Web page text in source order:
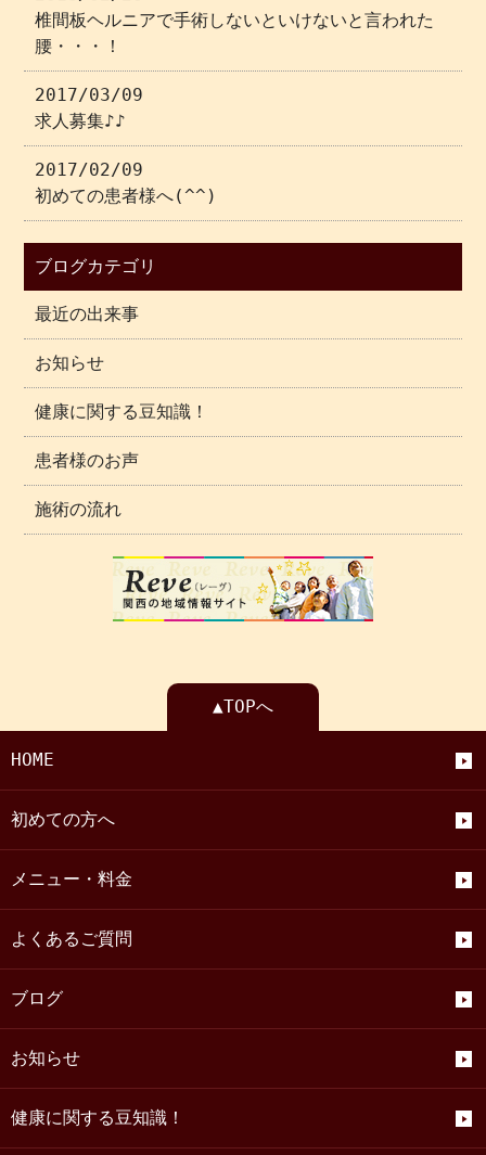
椎間板ヘルニアで手術しないといけないと言われた
腰・・・！
2017/03/09
求人募集♪♪
2017/02/09
初めての患者様へ(^^)
ブログカテゴリ
最近の出来事
お知らせ
健康に関する豆知識！
患者様のお声
施術の流れ
▲TOPへ
HOME
初めての方へ
メニュー・料金
よくあるご質問
ブログ
お知らせ
健康に関する豆知識！